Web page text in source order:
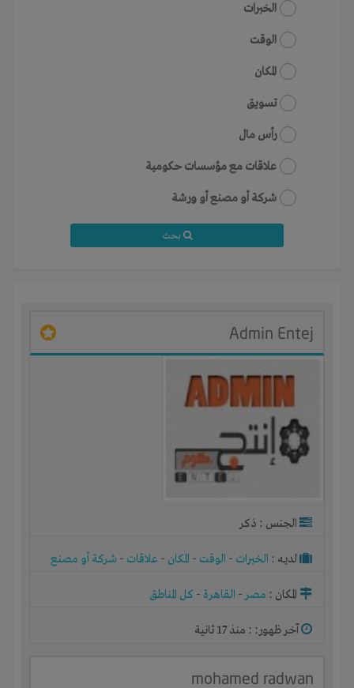
الخبرات
الوقت
المكان
تسويق
رأس مال
علاقات مع مؤسسات حكومية
شركة أو مصنع أو ورشة
Admin Entej
الجنس : ذكر
لديـه : الخبرات - الوقت - المكان - علاقات - شركة أو مصنع
المكان : مصر- القاهرة - كل المناطق
آخر ظهور: : منذ 17 ثانية
mohamed radwan